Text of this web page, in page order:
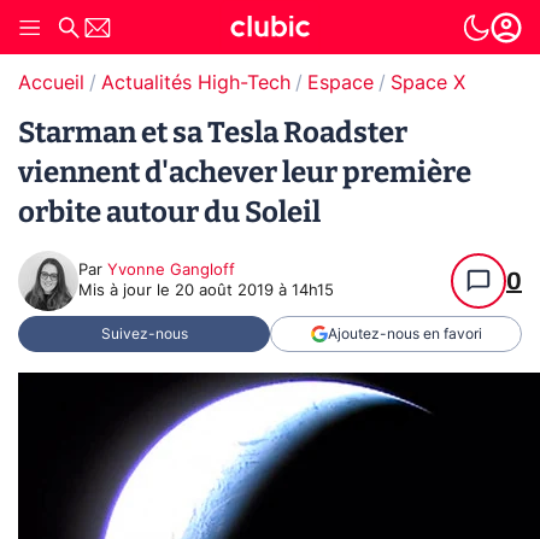
Accueil Actualités High-Tech Espace Space X
Starman et sa Tesla Roadster
viennent d'achever leur première
orbite autour du Soleil
Par Yvonne Gangloff
Mis à jour le 20 août 2019 à 14h15 0
Suivez-nous Ajoutez-nous en favori